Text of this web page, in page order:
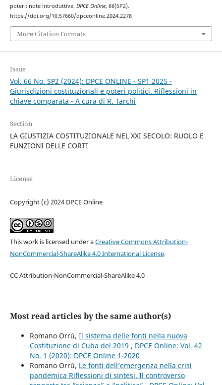
poteri: note introduttive. DPCE Online, 66(SP2).
https://doi.org/10.57660/dpceonline.2024.2278
More Citation Formats
Issue
Vol. 66 No. SP2 (2024): DPCE ONLINE - SP1 2025 -
Giurisdizioni costituzionali e poteri politici. Riflessioni in
chiave comparata - A cura di R. Tarchi
Section
LA GIUSTIZIA COSTITUZIONALE NEL XXI SECOLO: RUOLO E
FUNZIONI DELLE CORTI
License
Copyright (c) 2024 DPCE Online
This work is licensed under aCreative Commons Attribution-
NonCommercial-ShareAlike 4.0 International License.
CC Attribution-NonCommercial-ShareAlike 4.0
Most read articles by the same author(s)
Romano Orrù, Il sistema delle fonti nella nuova
Costituzione di Cuba del 2019 , DPCE Online: Vol. 42
No. 1 (2020): DPCE Online 1-2020
Romano Orrù, Le fonti dell’emergenza nella crisi
pandemica Riflessioni di sintesi. Il controverso